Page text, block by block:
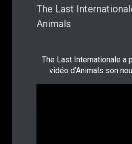
The Last
Animals
The Last Internationale a
vidéo d’Animals son